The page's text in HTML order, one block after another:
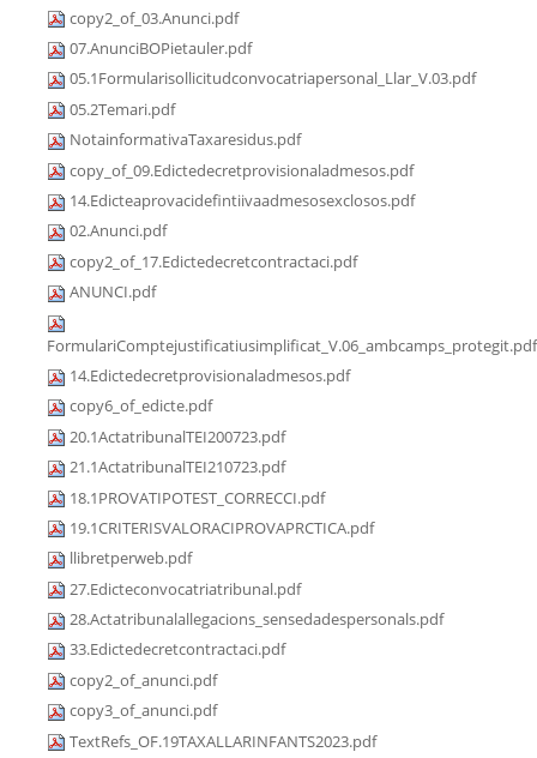
copy2_of_03.Anunci.pdf
07.AnunciBOPietauler.pdf
05.1Formularisollicitudconvocatriapersonal_Llar_V.03.pdf
05.2Temari.pdf
NotainformativaTaxaresidus.pdf
copy_of_09.Edictedecretprovisionaladmesos.pdf
14.Edicteaprovacidefintiivaadmesosexclosos.pdf
02.Anunci.pdf
copy2_of_17.Edictedecretcontractaci.pdf
ANUNCI.pdf
FormulariComptejustificatiusimplificat_V.06_ambcamps_protegit.pdf
14.Edictedecretprovisionaladmesos.pdf
copy6_of_edicte.pdf
20.1ActatribunalTEI200723.pdf
21.1ActatribunalTEI210723.pdf
18.1PROVATIPOTEST_CORRECCI.pdf
19.1CRITERISVALORACIPROVAPRCTICA.pdf
llibretperweb.pdf
27.Edicteconvocatriatribunal.pdf
28.Actatribunalallegacions_sensedadespersonals.pdf
33.Edictedecretcontractaci.pdf
copy2_of_anunci.pdf
copy3_of_anunci.pdf
TextRefs_OF.19TAXALLARINFANTS2023.pdf